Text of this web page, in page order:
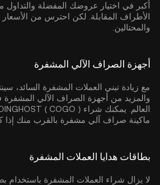
أكبر في اختيار عروضك المفضلة والتداول
الأطراف المقابلة. لكن احترس من الأسعار
والمحتالين.
أجهزة الصراف الآلي المشفرة
مع زيادة تبني العملات المشفرة السائد،
والمزيد من أجهزة الصراف الآلي المشفرة
ماكينة صراف آلي مشفرة بالقرب منك إذا
بطاقات هدايا العملات المشفرة
لا يزال شراء العملات المشفرة باستخدام